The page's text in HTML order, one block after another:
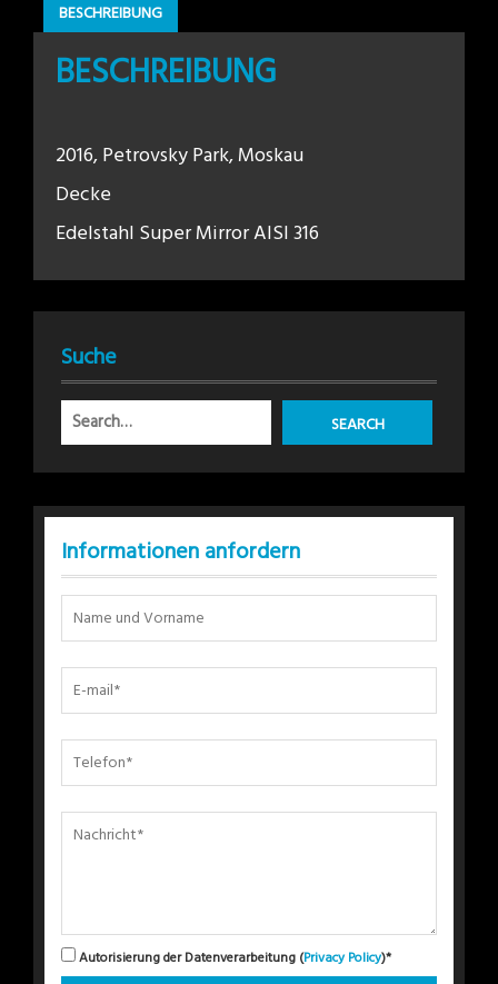
BESCHREIBUNG
BESCHREIBUNG
2016, Petrovsky Park, Moskau
Decke
Edelstahl Super Mirror AISI 316
Suche
Informationen anfordern
Autorisierung der Datenverarbeitung (Privacy Policy)*